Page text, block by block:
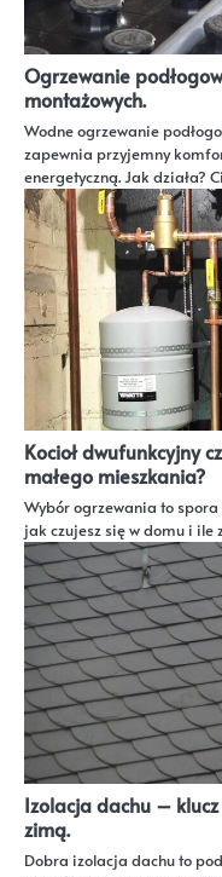
Ogrzewanie
montażowych.
Wodne ogrzewanie
zapewnia przyjemny
energetyczną. Jak działa?
Kocioł dwufunkcyjny
małego mieszkania?
Wybór ogrzewania to
jak czujesz się w domu i ile
Izolacja dachu –
zimą.
Dobra izolacja dachu to